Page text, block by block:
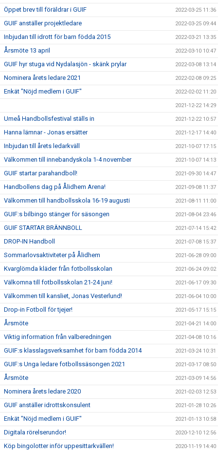
Öppet brev till föräldrar i GUIF 2022-03-25 11:36
GUIF anställer projektledare 2022-03-25 09:44
Inbjudan till idrott för barn födda 2015 2022-03-21 13:35
Årsmöte 13 april 2022-03-10 10:47
GUIF hyr stuga vid Nydalasjön - skänk prylar 2022-03-08 13:14
Nominera årets ledare 2021 2022-02-08 09:25
Enkät "Nöjd medlem i GUIF" 2022-02-02 11:20
2021-12-22 14:29
Umeå Handbollsfestival ställs in 2021-12-22 10:57
Hanna lämnar - Jonas ersätter 2021-12-17 14:40
Inbjudan till årets ledarkväll 2021-10-07 17:15
Välkommen till innebandyskola 1-4 november 2021-10-07 14:13
GUIF startar parahandboll! 2021-09-30 14:47
Handbollens dag på Ålidhem Arena! 2021-09-08 11:37
Välkommen till handbollsskola 16-19 augusti 2021-08-11 11:00
GUIF:s bilbingo stänger för säsongen 2021-08-04 23:46
GUIF STARTAR BRÄNNBOLL 2021-07-14 15:42
DROP-IN Handboll 2021-07-08 15:37
Sommarlovsaktiviteter på Ålidhem 2021-06-28 09:00
Kvarglömda kläder från fotbollsskolan 2021-06-24 09:02
Välkomna till fotbollsskolan 21-24 juni! 2021-06-17 09:30
Välkommen till kansliet, Jonas Vesterlund! 2021-06-04 10:00
Drop-in Fotboll för tjejer! 2021-05-17 15:15
Årsmöte 2021-04-21 14:00
Viktig information från valberedningen 2021-04-08 10:16
GUIF:s klasslagsverksamhet för barn födda 2014 2021-03-24 10:31
GUIF:s Unga ledare fotbollssäsongen 2021 2021-03-17 08:50
Årsmöte 2021-03-09 14:56
Nominera årets ledare 2020 2021-02-03 12:53
GUIF anställer idrottskonsulent 2021-01-28 10:26
Enkät "Nöjd medlem i GUIF" 2021-01-13 10:58
Digitala rörelserundor! 2020-12-10 12:56
Köp bingolotter inför uppesittarkvällen! 2020-11-19 14:40